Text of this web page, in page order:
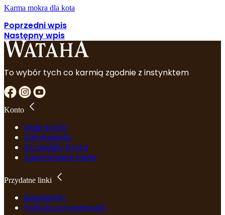
Karma mokra dla kota
Poprzedni wpis
Następny wpis
To wybór tych co karmią zgodnie z instynktem
Konto
Moje konto
Zamówienia
Szczegóły konta
Zapomniane hasło
Przydatne linki
Regulamin
Polityka prywatności